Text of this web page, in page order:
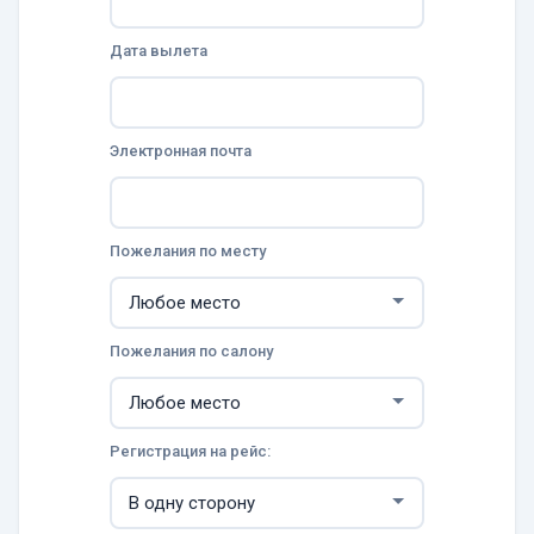
Дата вылета
Электронная почта
Пожелания по месту
Пожелания по салону
Регистрация на рейс: